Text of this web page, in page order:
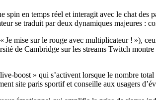
en temps réel et interagit avec le chat des
se traduit par deux dynamiques majeures :
mise sur le rouge avec multiplicateur ! »),
de Cambridge sur les streams Twitch
» qui s’activent lorsque le nombre
site paris sportif et conseille aux usagers